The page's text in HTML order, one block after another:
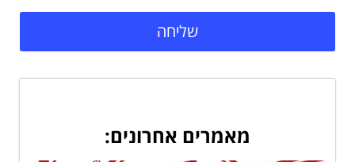
שליחה
מאמרים אחרונים: